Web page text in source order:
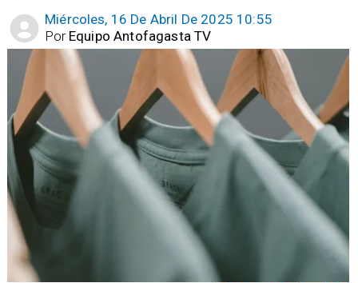
Miércoles, 16 De Abril De 2025 10:55
Equipo Antofagasta TV
Por